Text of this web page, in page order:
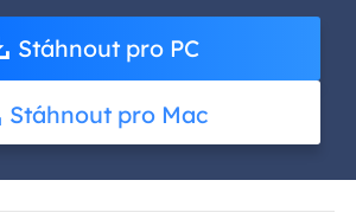
Stáhnout pro PC
Stáhnout pro Mac